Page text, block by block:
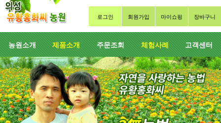
로그인 회원가입 마이쇼핑 장바구니
농원소개 제품소개 주문조회 체험사례 고객센터